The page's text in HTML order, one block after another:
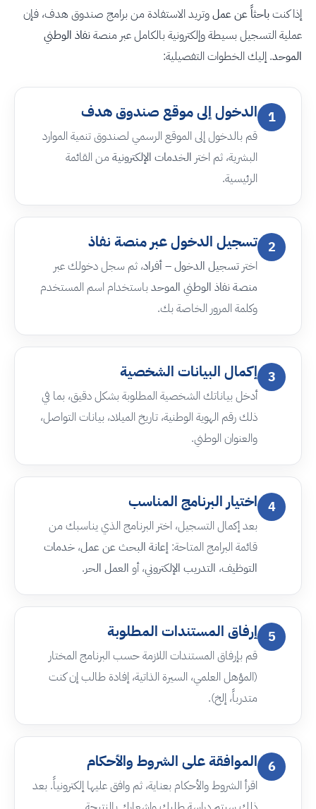
إذا كنتباحثاً عن عملوتريد الاستفادة من برامج صندوق هدف، فإن
عملية التسجيل بسيطة وإلكترونية بالكامل عبر منصةنفاذ الوطني
الموحد. إليك الخطوات التفصيلية:
1 الدخول إلى موقع صندوق هدف
قم بالدخول إلى الموقع الرسمي لصندوق تنمية الموارد
البشرية، ثم اختر الخدمات الإلكترونية من القائمة
الرئيسية.
2 تسجيل الدخول عبر منصة نفاذ
اختر تسجيل الدخول – أفراد، ثم سجل دخولك عبر
منصة نفاذ الوطني الموحدباستخدام اسم المستخدم
وكلمة المرور الخاصة بك.
3 إكمال البيانات الشخصية
أدخل بياناتك الشخصية المطلوبة بشكل دقيق، بما في
ذلك رقم الهوية الوطنية، تاريخ الميلاد، بيانات التواصل،
والعنوان الوطني.
4 اختيار البرنامج المناسب
بعد إكمال التسجيل، اختر البرنامج الذي يناسبك من
قائمة البرامج المتاحة: إعانة البحث عن عمل، خدمات
التوظيف، التدريب الإلكتروني، أو العمل الحر.
5 إرفاق المستندات المطلوبة
قم بإرفاق المستندات اللازمة حسب البرنامج المختار
(المؤهل العلمي، السيرة الذاتية، إفادة طالب إن كنت
متدرباً، إلخ).
6 الموافقة على الشروط والأحكام
اقرأ الشروط والأحكام بعناية، ثم وافق عليها إلكترونياً. بعد